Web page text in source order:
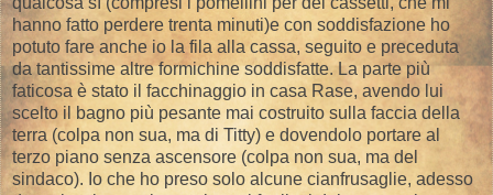
hanno fatto perdere trenta minuti)e con soddisfazione ho
potuto fare anche io la fila alla cassa, seguito e preceduta
da tantissime altre formichine soddisfatte. La parte più
faticosa è stato il facchinaggio in casa Rase, avendo lui
scelto il bagno più pesante mai costruito sulla faccia della
terra (colpa non sua, ma di Titty) e dovendolo portare al
terzo piano senza ascensore (colpa non sua, ma del
sindaco). Io che ho preso solo alcune cianfrusaglie, adesso